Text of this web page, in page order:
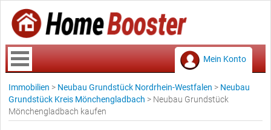
Mein Konto
Immobilien > Neubau Grundstück Nordrhein-Westfalen > Neubau
Grundstück Kreis Mönchengladbach > Neubau Grundstück
Mönchengladbach kaufen